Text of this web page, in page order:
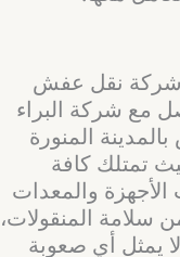
شركة نقل عفش
مع شركة البراء
المنورة
تمتلك كافة
الأجهزة والمعدات
سلامة المنقولات،
يمثل أي صعوبة